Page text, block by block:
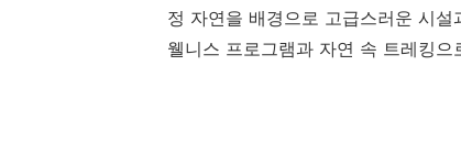
정 자연을 배경으로 고급스러운 시
웰니스 프로그램과 자연 속 트레킹